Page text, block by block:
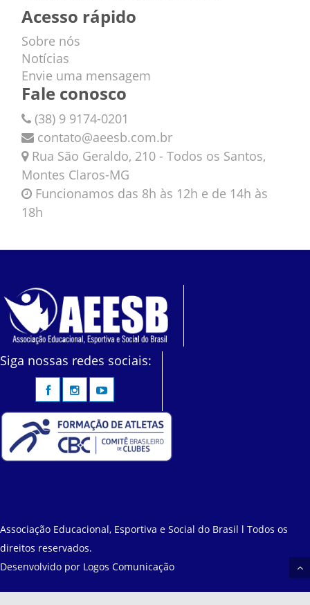
Acesso rápido
Sobre nós
Notícias
Envie uma mensagem
Fale conosco
(38) 9 9174-0201
contato@aeesb.com.br
Rua São Geraldo, 210 - Todos os Santos,
Montes Claros-MG
Funcionamos das 8h às 12h e de 14h às
18h
Siga nossas redes sociais:
Associação Educacional, Esportiva e Social do Brasil l Todos os
direitos reservados.
Desenvolvido por Logos Comunicação